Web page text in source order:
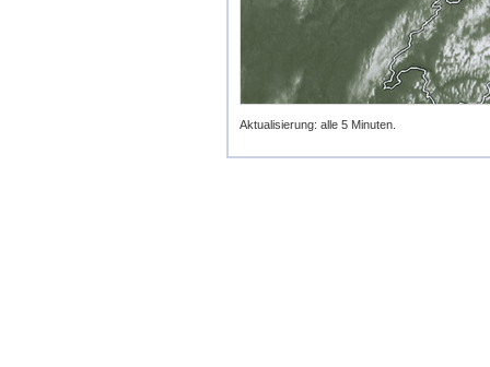
Aktualisierung: alle 5 Minuten.